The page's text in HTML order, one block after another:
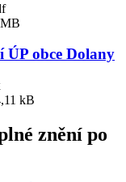
ÚP obce Dolany
kB
znění po